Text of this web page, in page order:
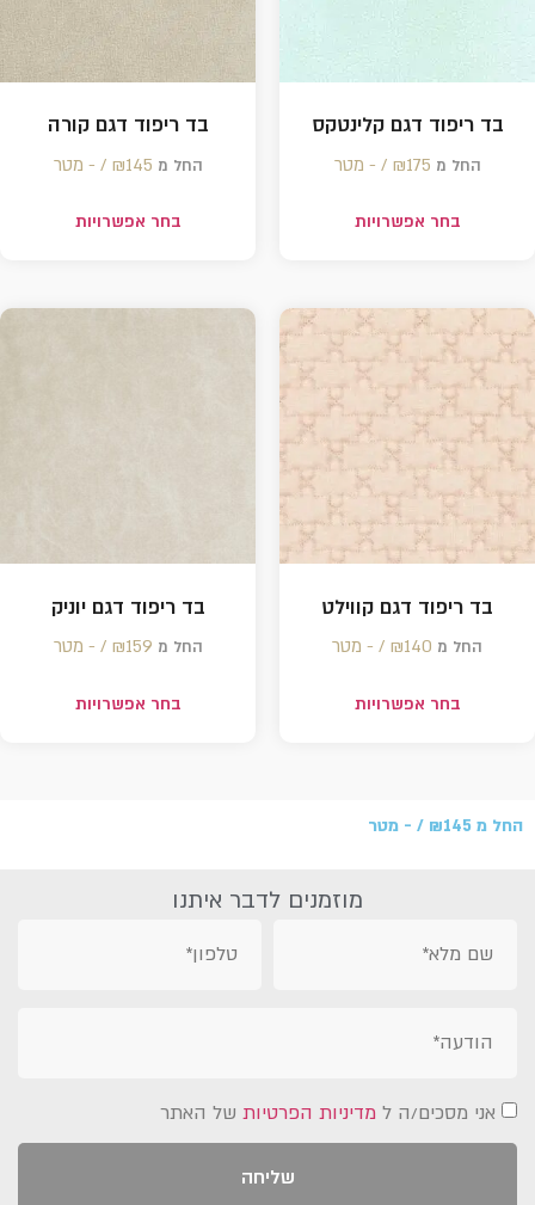
בד ריפוד דגם קלינטקס
החל מ ₪175 /‏‏‎ ‎- מטר
בחר אפשרויות
בד ריפוד דגם קורה
החל מ ₪145 /‏‏‎ ‎- מטר
בחר אפשרויות
בד ריפוד דגם קווילט
החל מ ₪140 /‏‏‎ ‎- מטר
בחר אפשרויות
בד ריפוד דגם יוניק
החל מ ₪159 /‏‏‎ ‎- מטר
בחר אפשרויות
החל מ ₪145 /‏‏‎ ‎- מטר
מוזמנים לדבר איתנו
אני מסכים/ה ל מדיניות הפרטיות של האתר
שליחה